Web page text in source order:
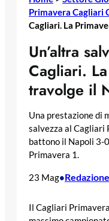
Primavera Cagliari
Cagliari. La
Un’altra
Cagliari.
travolge il
Una prestazione di
salvezza al Cagliari
battono il Napoli 3-
Primavera 1.
23 Mag•Redazione
Il Cagliari